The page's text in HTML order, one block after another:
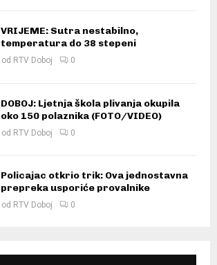
VRIJEME: Sutra nestabilno,
temperatura do 38 stepeni
od RTV Doboj 0
DOBOJ: Ljetnja škola plivanja okupila
oko 150 polaznika (FOTO/VIDEO)
od RTV Doboj 0
Policajac otkrio trik: Ova jednostavna
prepreka usporiće provalnike
od RTV Doboj 0